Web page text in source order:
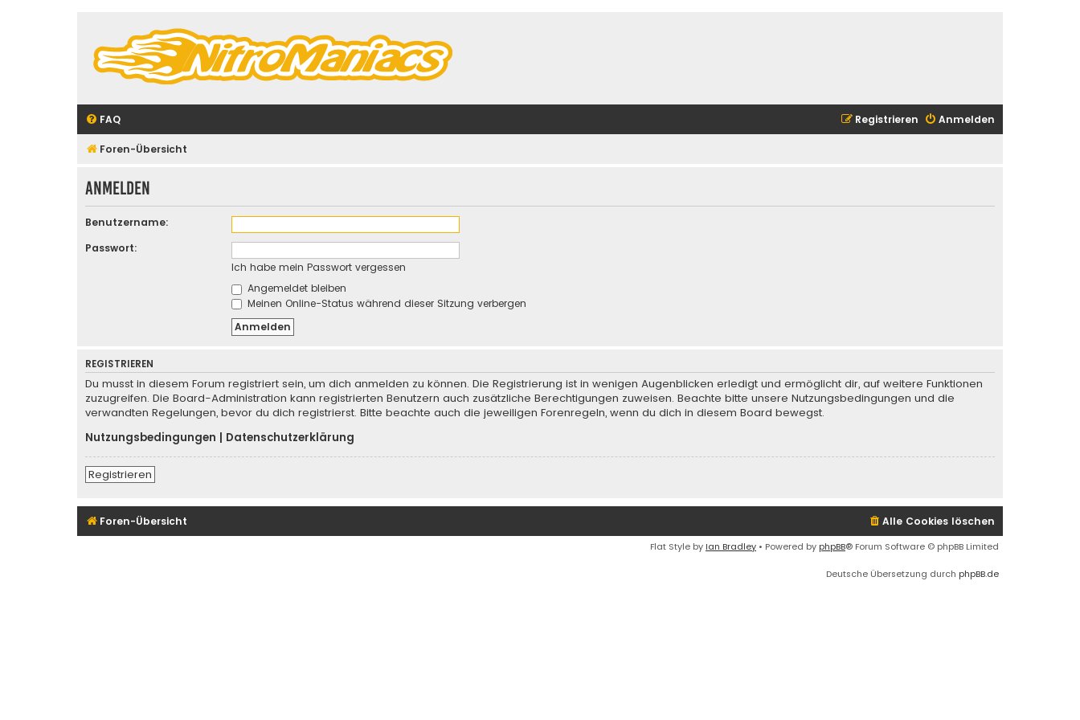
FAQ Anmelden
Registrieren
Foren-Übersicht
Anmelden
Benutzername:
Passwort:
Ich habe mein Passwort vergessen
Angemeldet bleiben
Meinen Online-Status während dieser Sitzung verbergen
REGISTRIEREN
Du musst in diesem Forum registriert sein, um dich anmelden zu können. Die Registrierung ist in wenigen Augenblicken erledigt und ermöglicht dir, auf weitere Funktionen
zuzugreifen. Die Board-Administration kann registrierten Benutzern auch zusätzliche Berechtigungen zuweisen. Beachte bitte unsere Nutzungsbedingungen und die
verwandten Regelungen, bevor du dich registrierst. Bitte beachte auch die jeweiligen Forenregeln, wenn du dich in diesem Board bewegst.
Nutzungsbedingungen
Datenschutzerklärung
Registrieren
Foren-Übersicht Alle Cookies löschen
Flat Style by Ian Bradley • Powered by phpBB® Forum Software © phpBB Limited
Deutsche Übersetzung durch phpBB.de